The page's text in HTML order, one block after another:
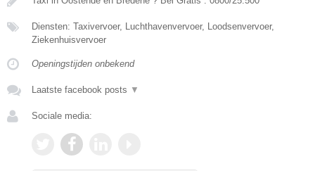
Diensten: Taxivervoer, Luchthavenvervoer, Loodsenvervoer,
Ziekenhuisvervoer
Openingstijden onbekend
Laatste facebook posts ▼
Sociale media: